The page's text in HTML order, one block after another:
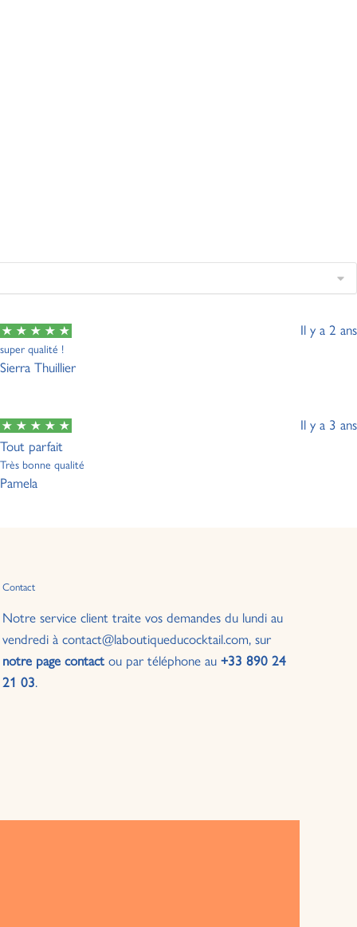
Il y a 2 ans
super qualité !
Sierra Thuillier
Il y a 3 ans
Tout parfait
Très bonne qualité
Pamela
Contact
Notre service client traite vos demandes du lundi au
vendredi à contact@laboutiqueducocktail.com, sur
notre page contactou par téléphone au +33 890 24
21 03.